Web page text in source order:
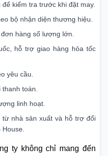
kiểm tra trước khi đặt may.
bộ nhận diện thương hiệu.
hàng số lượng lớn.
hỗ trợ giao hàng hỏa tốc
yêu cầu.
thanh toán.
linh hoạt.
nhà sản xuất và hỗ trợ đổi
House.
ty không chỉ mang đến